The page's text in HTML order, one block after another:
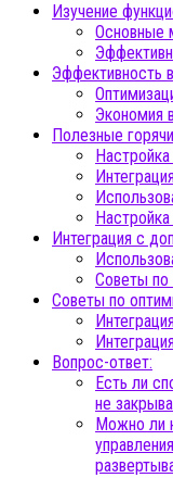
Изучение
Основные
Эффективность
Экономия
Полезные
Интеграция с
Советы по
Советы по
Вопрос-ответ:
Есть ли
не
Можно ли